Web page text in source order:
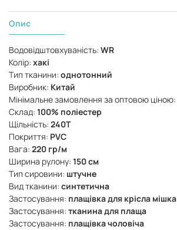
Опис
Водовідштовхуваність: WR
Колір: хакі
Тип тканини: однотонний
Виробник: Китай
Мінімальне замовлення за оптовою ціною:
Склад: 100% поліестер
Щільність: 240Т
Покриття: PVC
Вага: 220 гр/м
Ширина рулону: 150 см
Тип сировини: штучне
Вид тканини: синтетична
Застосування: плащівка для крісла мішка
Застосування: тканина для плаща
Застосування: плащівка чоловіча